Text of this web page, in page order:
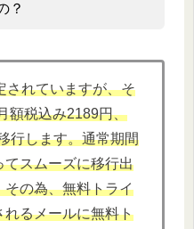
？
されていますが、そ
額税込み2189円、
行します。通常期間
てスムーズに移行出
その為、無料トライ
れるメールに無料ト